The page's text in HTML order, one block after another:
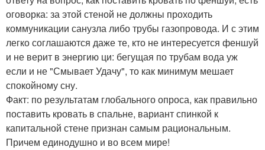
оговорка: за этой стеной не должны проходить
коммуникации санузла либо трубы газопровода. И с этим
легко соглашаются даже те, кто не интересуется феншуй
и не верит в энергию ци: бегущая по трубам вода уж
если и не "Смывает Удачу", то как минимум мешает
спокойному сну.
Факт: по результатам глобального опроса, как правильно
поставить кровать в спальне, вариант спинкой к
капитальной стене признан самым рациональным.
Причем единодушно и во всем мире!